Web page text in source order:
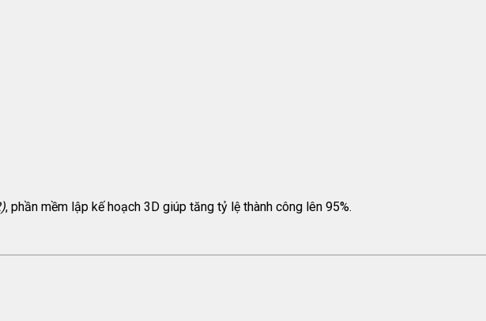
, phần mềm lập kế hoạch 3D giúp tăng tỷ lệ thành công lên 95%.